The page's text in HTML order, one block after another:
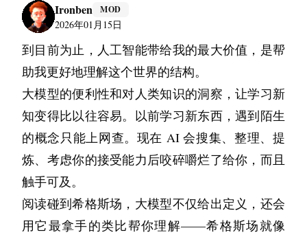
Ironben MOD
2026年01月15日
到目前为止，人工智能带给我的最大价值，是帮
助我更好地理解这个世界的结构。
大模型的便利性和对人类知识的洞察，让学习新
知变得比以往容易。以前学习新东西，遇到陌生
的概念只能上网查。现在 AI 会搜集、整理、提
炼、考虑你的接受能力后咬碎嚼烂了给你，而且
触手可及。
阅读碰到希格斯场，大模型不仅给出定义，还会
用它最拿手的类比帮你理解——希格斯场就像